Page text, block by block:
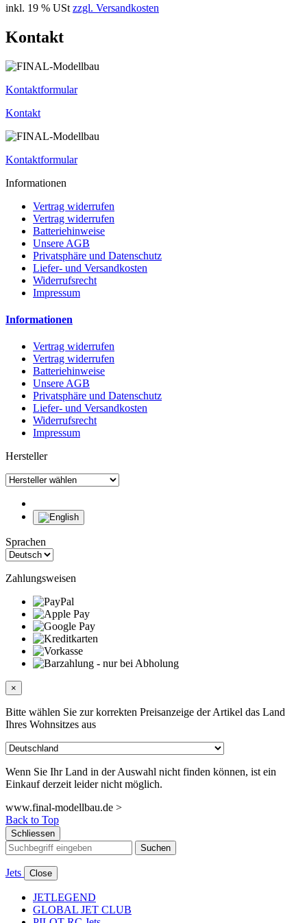
inkl. 19 % USt zzgl. Versandkosten
Kontakt
Kontaktformular
Kontakt
Kontaktformular
Informationen
Vertrag widerrufen
Vertrag widerrufen
Batteriehinweise
Unsere AGB
Privatsphäre und Datenschutz
Liefer- und Versandkosten
Widerrufsrecht
Impressum
Informationen
Vertrag widerrufen
Vertrag widerrufen
Batteriehinweise
Unsere AGB
Privatsphäre und Datenschutz
Liefer- und Versandkosten
Widerrufsrecht
Impressum
Hersteller
Sprachen
Zahlungsweisen
×
Bitte wählen Sie zur korrekten Preisanzeige der Artikel das Land
Ihres Wohnsitzes aus
Wenn Sie Ihr Land in der Auswahl nicht finden können, ist ein
Einkauf derzeit leider nicht möglich.
www.final-modellbau.de >
Back to Top
Schliessen
Suchen
Jets Close
JETLEGEND
GLOBAL JET CLUB